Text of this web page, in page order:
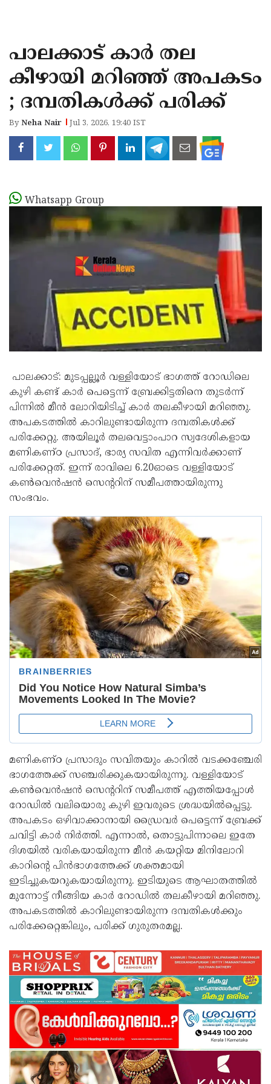
KANNUR
KASARAGOD
പാലക്കാട് കാർ തല
കീഴായി മറിഞ്ഞ് അപകടം
; ദമ്പതികൾക്ക് പരിക്ക്
ByNeha Nair Jul 3, 2026, 19:40 IST
Whatsapp Group
പാലക്കാട്: മുടപ്പല്ലൂർ വള്ളിയോട് ഭാഗത്ത് റോഡിലെ
കുഴി കണ്ട് കാർ പെട്ടെന്ന് ബ്രേക്കിട്ടതിനെ തുടർന്ന്
പിന്നിൽ മീൻ ലോറിയിടിച്ച് കാർ തലകീഴായി മറിഞ്ഞു.
അപകടത്തിൽ കാറിലുണ്ടായിരുന്ന ദമ്പതികൾക്ക്
പരിക്കേറ്റു. അയിലൂർ തലവെട്ടാംപാറ സ്വദേശികളായ
മണികണ്ഠ പ്രസാദ്, ഭാര്യ സവിത എന്നിവർക്കാണ്
പരിക്കേറ്റത്. ഇന്ന് രാവിലെ 6.20ഓടെ വള്ളിയോട്
കൺവെൻഷൻ സെന്ററിന് സമീപത്തായിരുന്നു
സംഭവം.
മണികണ്ഠ പ്രസാദും സവിതയും കാറിൽ വടക്കഞ്ചേരി
ഭാഗത്തേക്ക് സഞ്ചരിക്കുകയായിരുന്നു. വള്ളിയോട്
കൺവെൻഷൻ സെന്ററിന് സമീപത്ത് എത്തിയപ്പോൾ
റോഡിൽ വലിയൊരു കുഴി ഇവരുടെ ശ്രദ്ധയിൽപ്പെട്ടു.
അപകടം ഒഴിവാക്കാനായി ഡ്രൈവർ പെട്ടെന്ന് ബ്രേക്ക്
ചവിട്ടി കാർ നിർത്തി. എന്നാൽ, തൊട്ടുപിന്നാലെ ഇതേ
ദിശയിൽ വരികയായിരുന്ന മീൻ കയറ്റിയ മിനിലോറി
കാറിന്റെ പിൻഭാഗത്തേക്ക് ശക്തമായി
ഇടിച്ചുകയറുകയായിരുന്നു. ഇടിയുടെ ആഘാതത്തിൽ
മുന്നോട്ട് നീങ്ങിയ കാർ റോഡിൽ തലകീഴായി മറിഞ്ഞു.
അപകടത്തിൽ കാറിലുണ്ടായിരുന്ന ദമ്പതികൾക്കും
പരിക്കേറ്റെങ്കിലും, പരിക്ക് ഗുരുതരമല്ല.